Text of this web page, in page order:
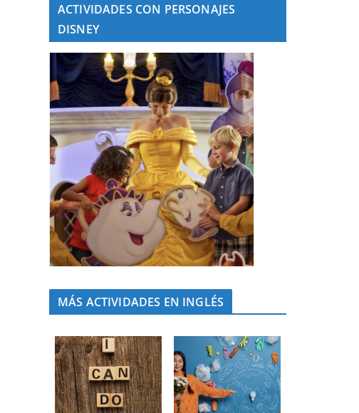
ACTIVIDADES CON PERSONAJES
DISNEY
MÁS ACTIVIDADES EN INGLÉS